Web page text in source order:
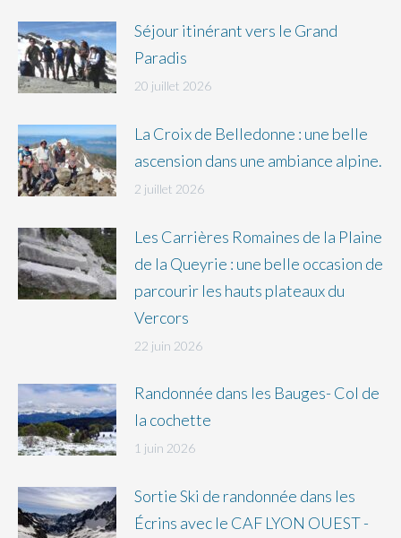
Séjour itinérant vers le Grand
Paradis
20 juillet 2026
La Croix de Belledonne : une belle
ascension dans une ambiance alpine.
2 juillet 2026
Les Carrières Romaines de la Plaine
de la Queyrie : une belle occasion de
parcourir les hauts plateaux du
Vercors
22 juin 2026
Randonnée dans les Bauges- Col de
la cochette
1 juin 2026
Sortie Ski de randonnée dans les
Écrins avec le CAF LYON OUEST -